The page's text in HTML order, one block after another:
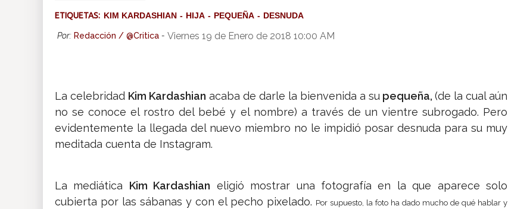
ETIQUETAS: KIM KARDASHIAN HIJA PEQUEÑA DESNUDA
Por: Redacción / @Critica - Viernes 19 de Enero de 2018 10:00 AM
La celebridad Kim Kardashian acaba de darle la bienvenida a su pequeña, (de la cual aún
no se conoce el rostro del bebé y el nombre) a través de un vientre subrogado. Pero
evidentemente la llegada del nuevo miembro no le impidió posar desnuda para su muy
meditada cuenta de Instagram.
La mediática Kim Kardashian eligió mostrar una fotografía en la que aparece solo
cubierta por las sábanas y con el pecho pixelado. Por supuesto, la foto ha dado mucho de qué hablar y